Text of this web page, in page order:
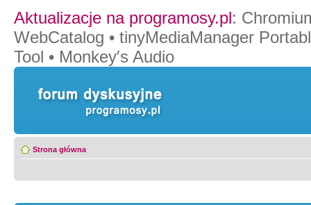
Aktualizacje na programosy.pl:
WebCatalog • tinyMediaManager
Tool • Monkey′s Audio
Strona główna